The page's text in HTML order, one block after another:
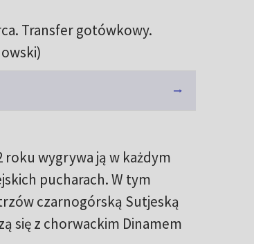
Transfer gotówkowy.
roku wygrywa ją w każdym
pucharach. W tym
czarnogórską Sutjeską
się z chorwackim Dinamem